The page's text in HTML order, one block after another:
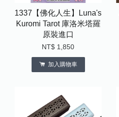
1337【佛化人生】Luna's
Kuromi Tarot 庫洛米塔羅
原裝進口
NT$ 1,850
加入購物車